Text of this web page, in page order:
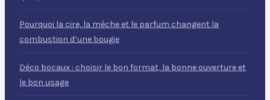
Pourquoi la cire, la mèche et le parfum changent la
combustion d’une bougie
Déco bocaux : choisir le bon format, la bonne ouverture et
le bon usage